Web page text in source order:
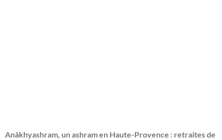
Anâkhyashram, un ashram en Haute-Provence : retraites de